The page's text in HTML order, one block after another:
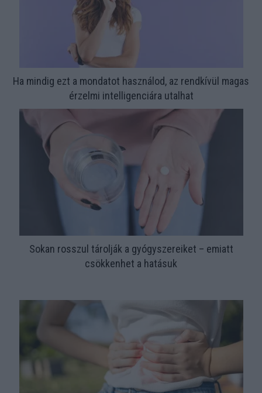
Ha mindig ezt a mondatot használod, az rendkívül magas
érzelmi intelligenciára utalhat
Sokan rosszul tárolják a gyógyszereiket – emiatt
csökkenhet a hatásuk